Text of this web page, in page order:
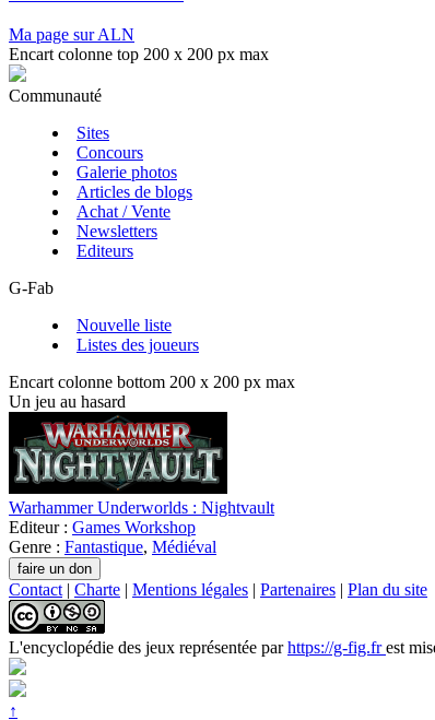
Ma page sur ALN
Encart colonne top 200 x 200 px max
Communauté
Sites
Concours
Galerie photos
Articles de blogs
Achat / Vente
Newsletters
Editeurs
G-Fab
Nouvelle liste
Listes des joueurs
Encart colonne bottom 200 x 200 px max
Un jeu au hasard
Warhammer Underworlds : Nightvault
Editeur : Games Workshop
Genre : Fantastique, Médiéval
Contact | Charte | Mentions légales | Partenaires | Plan du site
L'encyclopédie des jeux représentée parhttps://g-fig.frest
↑